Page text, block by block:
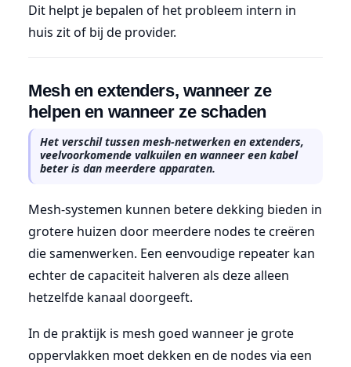
Dit helpt je bepalen of het probleem intern in
huis zit of bij de provider.
Mesh en extenders, wanneer ze
helpen en wanneer ze schaden
Het verschil tussen mesh-netwerken en extenders,
veelvoorkomende valkuilen en wanneer een kabel
beter is dan meerdere apparaten.
Mesh-systemen kunnen betere dekking bieden in
grotere huizen door meerdere nodes te creëren
die samenwerken. Een eenvoudige repeater kan
echter de capaciteit halveren als deze alleen
hetzelfde kanaal doorgeeft.
In de praktijk is mesh goed wanneer je grote
oppervlakken moet dekken en de nodes via een